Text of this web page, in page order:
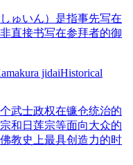
ゅいん）是指事先写在
直接书写在参拜者的御
jidaiHistorical
武士政权在镰仓统治的
和日莲宗等面向大众的
教史上最具创造力的时